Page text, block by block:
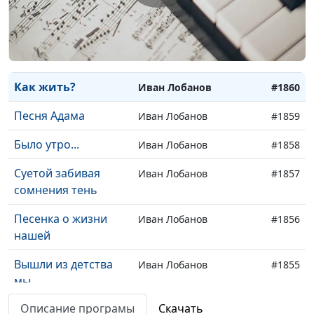
Как приятно здесь
жить
Иван Лобанов #1862
Радость Иван Лобанов #1861
Как жить? Иван Лобанов #1860
Песня Адама Иван Лобанов #1859
Было утро... Иван Лобанов #1858
Суетой забивая
сомнения тень
Иван Лобанов #1857
Песенка о жизни
нашей
Иван Лобанов #1856
Вышли из детства
мы
Иван Лобанов #1855
Когда темно Иван Лобанов
Описание програмы Скачать